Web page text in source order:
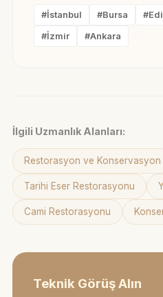
#İstanbul #Bursa
#İzmir #Ankara
İlgili Uzmanlık Alanları:
Restorasyon ve Konservasyon
Tarihi Eser Restorasyonu
Cami Restorasyonu
Teknik Görüş Alın